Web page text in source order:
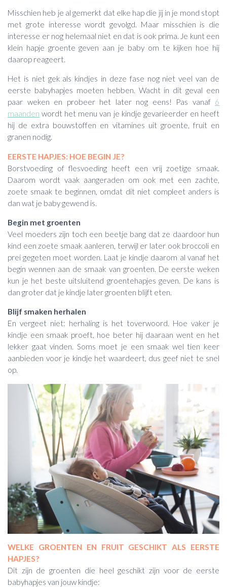
Misschien heb je al gemerkt dat elke hap die jij in je mond stopt
met grote interesse wordt gevolgd. Maar misschien is die
interesse er nog helemaal niet en dat is ook prima. Je kunt een
klein hapje groente geven aan je baby om te kijken hoe hij
daarop reageert.
Het is niet gek als kindjes in deze fase nog niet veel van de
eerste babyhapjes moeten hebben. Wacht in dit geval een
paar weken en probeer het later nog eens! Pas vanaf 6
maanden wordt het menu van je kindje gevarieerder en heeft
hij de extra bouwstoffen en vitamines uit groente, fruit en
granen nodig.
EERSTE HAPJES: HOE BEGIN JE?
Borstvoeding of flesvoeding heeft een vrij zoetige smaak.
Daarom wordt vaak aangeraden om ook met een zachte,
zoete smaak te beginnen, omdat dit niet compleet anders is
dan wat je baby gewend is.
Begin met groenten
Veel moeders zijn toch een beetje bang dat ze daardoor hun
kind een zoete smaak aanleren, terwijl er later ook broccoli en
prei gegeten moet worden. Laat je kindje daarom al vanaf het
begin wennen aan de smaak van groenten. De eerste weken
kun je het beste uitsluitend groentehapjes geven. De kans is
dan groter dat je kindje later groenten blijft eten.
Blijf smaken herhalen
En vergeet niet: herhaling is het toverwoord. Hoe vaker je
kindje een smaak proeft, hoe beter hij daaraan went en het
lekker gaat vinden. Soms moet je een smaak wel tien keer
aanbieden voor je kindje het waardeert, dus geef niet te snel
op.
WELKE GROENTEN EN FRUIT GESCHIKT ALS EERSTE
HAPJES?
Dit zijn de groenten die heel geschikt zijn voor de eerste
babyhapjes van jouw kindje: